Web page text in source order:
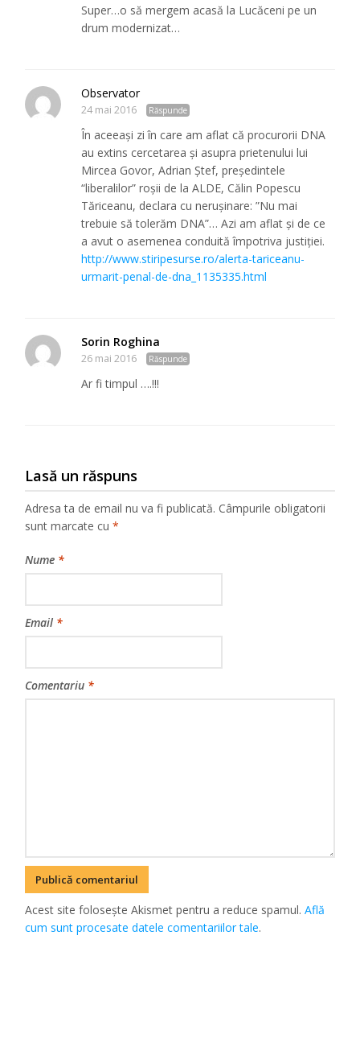
Super…o să mergem acasă la Lucăceni pe un
drum modernizat…
Observator
24 mai 2016 Răspunde
În aceeași zi în care am aflat că procurorii DNA
au extins cercetarea și asupra prietenului lui
Mircea Govor, Adrian Ștef, președintele
“liberalilor” roșii de la ALDE, Călin Popescu
Tăriceanu, declara cu nerușinare: ”Nu mai
trebuie să tolerăm DNA”… Azi am aflat şi de ce
a avut o asemenea conduită împotriva justiţiei.
http://www.stiripesurse.ro/alerta-tariceanu-
urmarit-penal-de-dna_1135335.html
Sorin Roghina
26 mai 2016 Răspunde
Ar fi timpul ….!!!
Lasă un răspuns
Adresa ta de email nu va fi publicată. Câmpurile obligatorii
sunt marcate cu*
Nume *
Email *
Comentariu *
Acest site folosește Akismet pentru a reduce spamul.Află
cum sunt procesate datele comentariilor tale.